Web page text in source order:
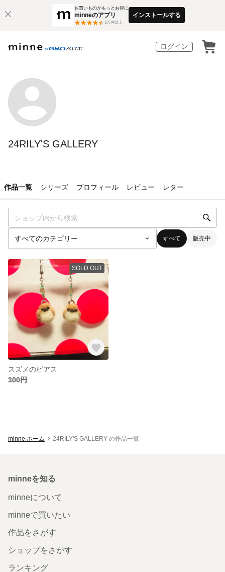
お買いものがもっとお得に
minneのアプリ
3万件以上
インストールする
ログイン
24RILY'S GALLERY
作品一覧 シリーズ プロフィール レビュー レター
すべて 販売中
SOLD OUT
スズメのピアス
300円
minne ホーム 24RILY'S GALLERY の作品一覧
minneを知る
minneについて
minneで買いたい
作品をさがす
ショップをさがす
ランキング